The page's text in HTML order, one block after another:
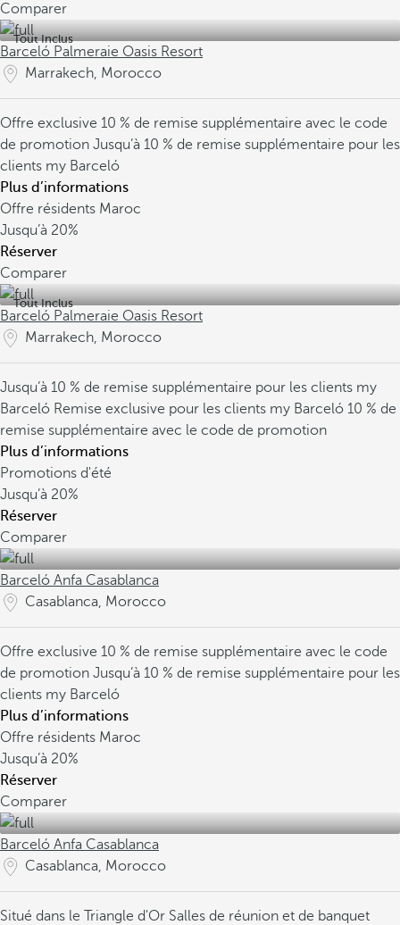
Comparer
Tout Inclus
Barceló Palmeraie Oasis Resort
Marrakech, Morocco
Offre exclusive 10 % de remise supplémentaire avec le code
de promotion Jusqu’à 10 % de remise supplémentaire pour les
clients my Barceló
Plus d’informations
Offre résidents Maroc
Jusqu’à 20%
Réserver
Comparer
Tout Inclus
Barceló Palmeraie Oasis Resort
Marrakech, Morocco
Jusqu’à 10 % de remise supplémentaire pour les clients my
Barceló Remise exclusive pour les clients my Barceló 10 % de
remise supplémentaire avec le code de promotion
Plus d’informations
Promotions d'été
Jusqu’à 20%
Réserver
Comparer
Barceló Anfa Casablanca
Casablanca, Morocco
Offre exclusive 10 % de remise supplémentaire avec le code
de promotion Jusqu’à 10 % de remise supplémentaire pour les
clients my Barceló
Plus d’informations
Offre résidents Maroc
Jusqu’à 20%
Réserver
Comparer
Barceló Anfa Casablanca
Casablanca, Morocco
Situé dans le Triangle d'Or Salles de réunion et de banquet